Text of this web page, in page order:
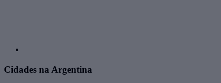
Cidades na Argentina